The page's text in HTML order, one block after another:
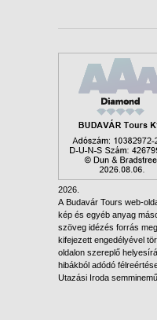
2026.
A Budavár Tours web-
kép és egyéb anyag
szöveg idézés forrás
kifejezett engedélyével
oldalon szereplő
hibákból adódó
Utazási Iroda